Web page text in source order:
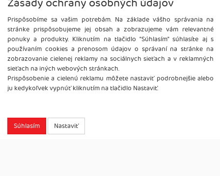
Copyright2026 ©Brel, s.r.o.
Prispôsobíme sa vašim potrebám. Na základe vášho správania na
stránke prispôsobujeme jej obsah a zobrazujeme vám relevantné
ponuky a produkty. Kliknutím na tlačidlo "Súhlasím" súhlasíte aj s
používaním cookies a prenosom údajov o správaní na stránke na
zobrazovanie cielenej reklamy na sociálnych sieťach a v reklamných
sieťach na iných webových stránkach.
Prispôsobenie a cielenú reklamu môžete nastaviť podrobnejšie alebo
ju kedykoľvek vypnúť kliknutím na tlačidlo Nastaviť.
Súhlasím Nastaviť